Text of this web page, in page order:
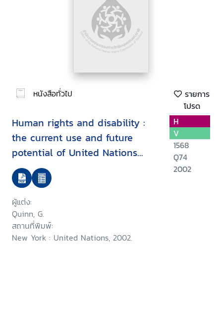
หนังสือทั่วไป
รายการ
โปรด
Human rights and disability :
the current use and future
potential of United Nations
human rights instruments inthe
context of disability
ผู้แต่ง:
Quinn, G.
สถานที่พิมพ์:
New York : United Nations, 2002.
H
V
1568
Q74
2002